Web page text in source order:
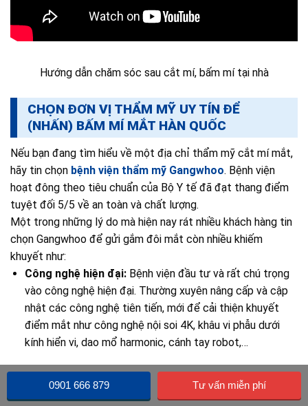
Hướng dẫn chăm sóc sau cắt mí, bấm mí tại nhà
CHỌN ĐƠN VỊ THẨM MỸ UY TÍN ĐỂ
(NHẤN) BẤM MÍ MẮT HÀN QUỐC
Nếu bạn đang tìm hiểu về một địa chỉ thẩm mỹ cắt mí mắt,
hãy tin chọn bệnh viện thẩm mỹ Gangwhoo. Bệnh viện
hoạt đông theo tiêu chuẩn của Bộ Y tế đã đạt thang điểm
tuyệt đối 5/5 về an toàn và chất lượng.
Một trong những lý do mà hiện nay rát nhiều khách hàng tin
chọn Gangwhoo để gửi gắm đôi mắt còn nhiều khiếm
khuyết như:
Công nghệ hiện đại:Bệnh viện đầu tư và rất chú trọng
vào công nghệ hiện đại. Thường xuyên nâng cấp và cập
nhật các công nghệ tiên tiến, mới để cải thiện khuyết
điểm mắt như công nghệ nội soi 4K, khâu vi phẫu dưới
kính hiển vi, dao mổ harmonic, cánh tay robot,…
0901 666 879 Tư vấn miễn phí